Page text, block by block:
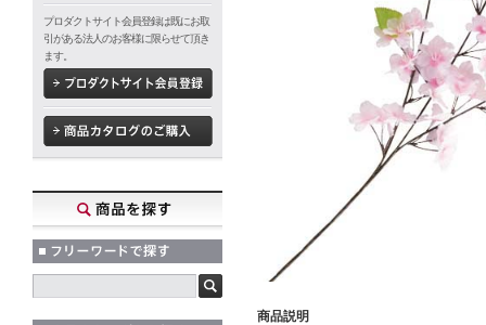
プロダクトサイト会員登録は既にお取
引がある法人のお客様に限らせて頂き
ます。
商品説明